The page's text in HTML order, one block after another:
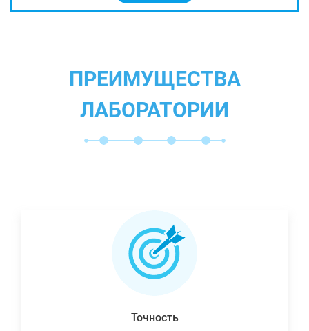
ПРЕИМУЩЕСТВА
ЛАБОРАТОРИИ
Точность